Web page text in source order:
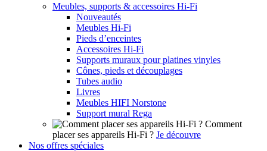
Meubles, supports & accessoires Hi-Fi
Nouveautés
Meubles Hi-Fi
Pieds d’enceintes
Accessoires Hi-Fi
Supports muraux pour platines vinyles
Cônes, pieds et découplages
Tubes audio
Livres
Meubles HIFI Norstone
Support mural Rega
Comment
placer ses appareils Hi-Fi ? Je découvre
Nos offres spéciales